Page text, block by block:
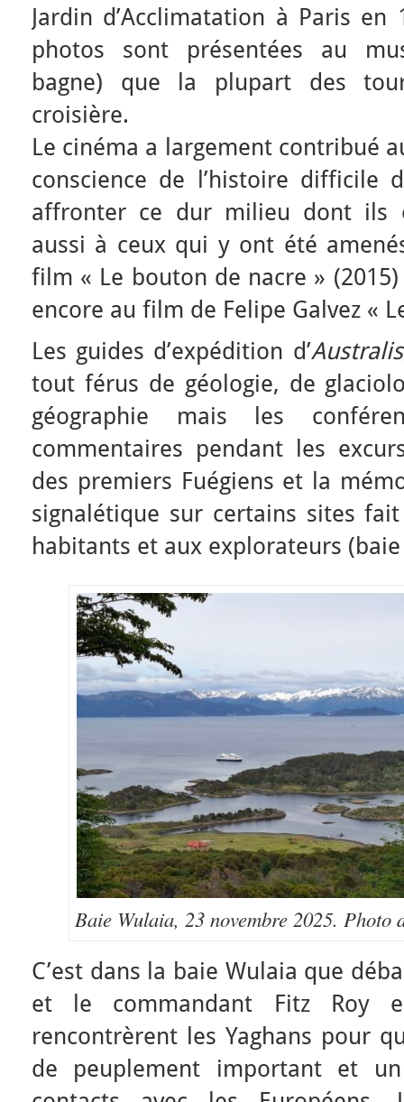
Jardin d’Acclimatation à Paris en
photos sont présentées au
bagne) que la plupart des
croisière.
Le cinéma a largement contribué
conscience de l’histoire difficile
affronter ce dur milieu dont ils
aussi à ceux qui y ont été
film « Le bouton de nacre »
encore au film de Felipe Galvez «
Les guides d’expédition d’Australis
tout férus de géologie, de
géographie mais les
commentaires pendant les
des premiers Fuégiens et la
signalétique sur certains sites
habitants et aux explorateurs
Baie Wulaia, 23 novembre 2025. Photo
C’est dans la baie Wulaia que
et le commandant Fitz Roy
rencontrèrent les Yaghans pour
de peuplement important et